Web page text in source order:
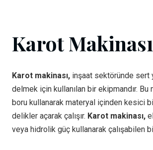
Karot Makinası
Karot makinası, inşaat sektöründe sert
delmek için kullanılan bir ekipmandır. Bu
boru kullanarak materyal içinden kesici
delikler açarak çalışır. Karot makinası,
veya hidrolik güç kullanarak çalışabilen